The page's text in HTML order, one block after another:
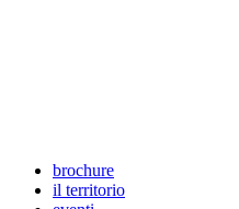
brochure
il territorio